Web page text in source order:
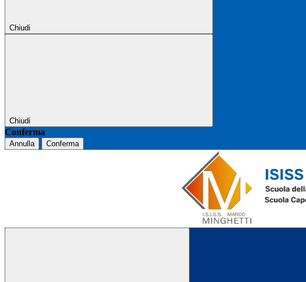
Chiudi
Chiudi
Conferma
Annulla Conferma